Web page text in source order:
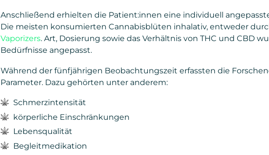
Anschließend erhielten die Patient:innen eine individuell
Die meisten konsumierten Cannabisblüten inhalativ, entweder
Vaporizers. Art, Dosierung sowie das Verhältnis von THC und CBD
Bedürfnisse angepasst.
Während der fünfjährigen Beobachtungszeit erfassten die
Parameter. Dazu gehörten unter anderem:
Schmerzintensität
körperliche Einschränkungen
Lebensqualität
Begleitmedikation